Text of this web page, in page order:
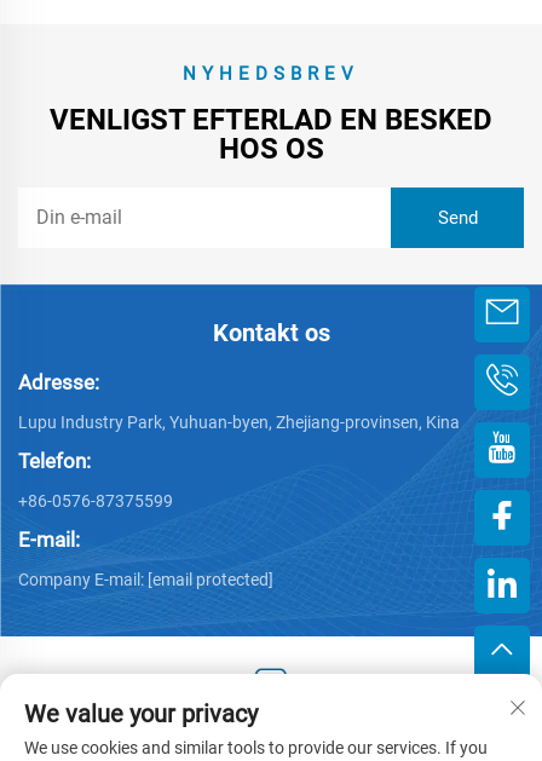
NYHEDSBREV
VENLIGST EFTERLAD EN BESKED
HOS OS
Kontakt os
Adresse:
Lupu Industry Park, Yuhuan-byen, Zhejiang-provinsen, Kina
Telefon:
+86-0576-87375599
E-mail:
Company E-mail: [email protected]
Copyright © 2025 af Zhejiang Hengjiang Plastic Co., Ltd. -
We value your privacy
We use cookies and similar tools to provide our services. If you